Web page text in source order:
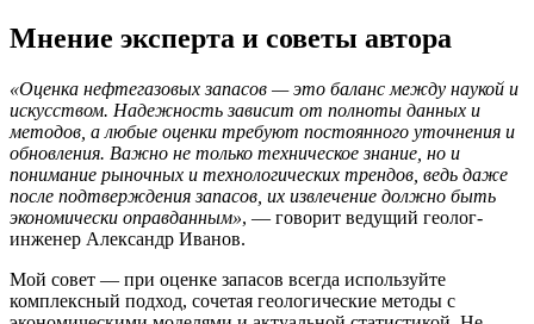
Мнение эксперта и советы автора
«Оценка нефтегазовых запасов — это баланс между наукой и
искусством. Надежность зависит от полноты данных и
методов, а любые оценки требуют постоянного уточнения и
обновления. Важно не только техническое знание, но и
понимание рыночных и технологических трендов, ведь даже
после подтверждения запасов, их извлечение должно быть
экономически оправданным», — говорит ведущий геолог-
инженер Александр Иванов.
Мой совет — при оценке запасов всегда используйте
комплексный подход, сочетая геологические методы с